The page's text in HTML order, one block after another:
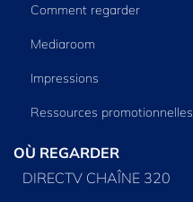
Comment regarder
Mediaroom
Impressions
Ressources promotionnelles
OÙ REGARDER
DIRECTV CHAÎNE 320